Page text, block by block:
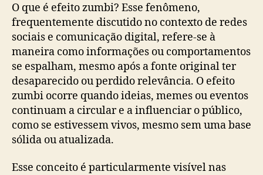
O que é efeito zumbi? Esse fenômeno,
frequentemente discutido no contexto de redes
sociais e comunicação digital, refere-se à
maneira como informações ou comportamentos
se espalham, mesmo após a fonte original ter
desaparecido ou perdido relevância. O efeito
zumbi ocorre quando ideias, memes ou eventos
continuam a circular e a influenciar o público,
como se estivessem vivos, mesmo sem uma base
sólida ou atualizada.
Esse conceito é particularmente visível nas